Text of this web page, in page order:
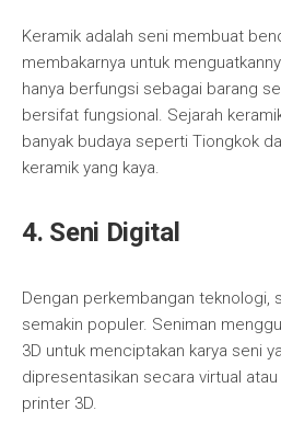
Keramik adalah seni membuat
membakarnya untuk
hanya berfungsi sebagai barang
bersifat fungsional. Sejarah
banyak budaya seperti Tiongkok
keramik yang kaya.
4. Seni Digital
Dengan perkembangan teknologi,
semakin populer. Seniman
3D untuk menciptakan karya seni
dipresentasikan secara virtual
printer 3D.